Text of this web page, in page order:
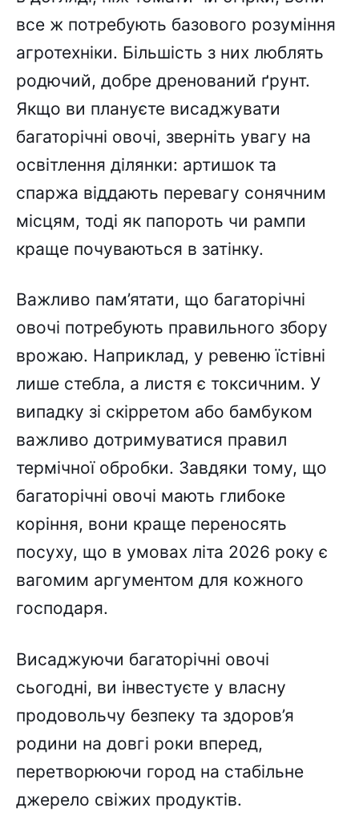
все ж потребують базового розуміння
агротехніки. Більшість з них люблять
родючий, добре дренований ґрунт.
Якщо ви плануєте висаджувати
багаторічні овочі, зверніть увагу на
освітлення ділянки: артишок та
спаржа віддають перевагу сонячним
місцям, тоді як папороть чи рампи
краще почуваються в затінку.
Важливо пам’ятати, що багаторічні
овочі потребують правильного збору
врожаю. Наприклад, у ревеню їстівні
лише стебла, а листя є токсичним. У
випадку зі скірретом або бамбуком
важливо дотримуватися правил
термічної обробки. Завдяки тому, що
багаторічні овочі мають глибоке
коріння, вони краще переносять
посуху, що в умовах літа 2026 року є
вагомим аргументом для кожного
господаря.
Висаджуючи багаторічні овочі
сьогодні, ви інвестуєте у власну
продовольчу безпеку та здоров’я
родини на довгі роки вперед,
перетворюючи город на стабільне
джерело свіжих продуктів.